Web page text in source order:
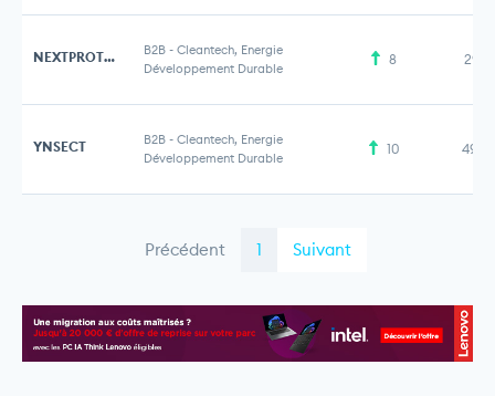
NEXTPROTEIN B2B - Cleantech, Energie
Développement Durable
8
YNSECT B2B - Cleantech, Energie
Développement Durable
10
Précédent 1 Suivant